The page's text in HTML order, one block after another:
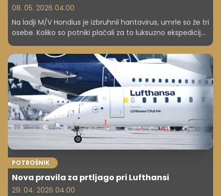
08. 05. 2026 04.00
Na ladji M/V Hondius je izbruhnil hantavirus, umrle so že tri
osebe. Koliko so potniki plačali za to luksuzno ekspedicijo?
Stroški so zelo visoki.
POTROŠNIK
Nova pravila za prtljago pri Lufthansi
29. 04. 2026 04.00